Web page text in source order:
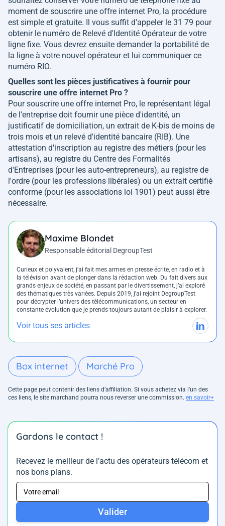
moment de souscrire une offre internet Pro, la procédure
est simple et gratuite. Il vous suffit d'appeler le 31 79 pour
obtenir le numéro de Relevé d'Identité Opérateur de votre
ligne fixe. Vous devrez ensuite demander la portabilité de
la ligne à votre nouvel opérateur et lui communiquer ce
numéro RIO.
Quelles sont les pièces justificatives à fournir pour
souscrire une offre internet Pro ?
Pour souscrire une offre internet Pro, le représentant légal
de l'entreprise doit fournir une pièce d'identité, un
justificatif de domiciliation, un extrait de K-bis de moins de
trois mois et un relevé d'identité bancaire (RIB). Une
attestation d'inscription au registre des métiers (pour les
artisans), au registre du Centre des Formalités
d'Entreprises (pour les auto-entrepreneurs), au registre de
l'ordre (pour les professions libérales) ou un extrait certifié
conforme (pour les associations loi 1901) peut aussi être
nécessaire.
Maxime Blondet
Responsable éditorial DegroupTest
Curieux et polyvalent, j’ai fait mes armes en presse écrite, en radio et à
la télévision avant de plonger dans la rédaction web. Du fait divers aux
grands enjeux de société, en passant par le divertissement, j’ai exploré
des thématiques très variées. Depuis 2019, j’ai rejoint DegroupTest
pour décrypter l’univers des télécommunications, un secteur en
constante évolution que je prends toujours autant de plaisir à explorer.
Voir tous ses articles
Box internet Marché Pro
Cette page peut contenir des liens d’affiliation. Si vous achetez via l'un des
ces liens, le site marchand pourra nous reverser une commission. en savoir+
Gardons le contact !
Recevez le meilleur de l’actu des opérateurs télécom et
nos bons plans.
Valider